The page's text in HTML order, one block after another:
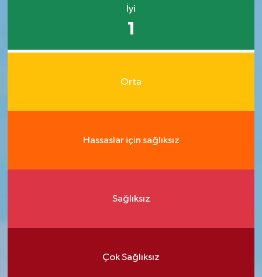
İyi
1
Orta
Hassaslar için sağlıksız
Sağlıksız
Çok Sağlıksız